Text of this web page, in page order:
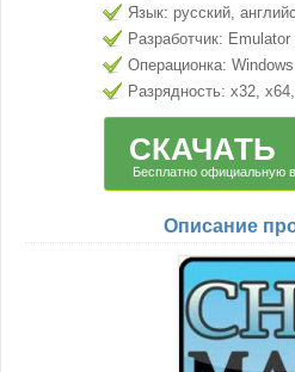
Язык: русский,
Разработчик: Emulator
Операционка:
Разрядность: x32,
СКАЧАТЬ
Бесплатно официальную
Описание